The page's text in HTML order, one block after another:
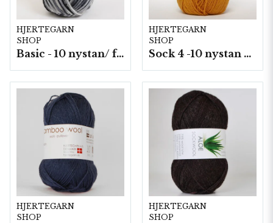
HJERTEGARN
SHOP
Basic - 10 nystan/ fp. a50 g
HJERTEGARN
SHOP
Sock 4 -10 nystan a50g./fp.
HJERTEGARN
SHOP
HJERTEGARN
SHOP